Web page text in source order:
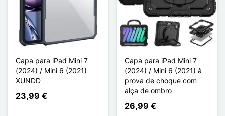
Capa para iPad Mini 7
(2024) / Mini 6 (2021)
XUNDD
23,99 €
Capa para iPad Mini 7
(2024) / Mini 6 (2021) à
prova de choque com
alça de ombro
26,99 €